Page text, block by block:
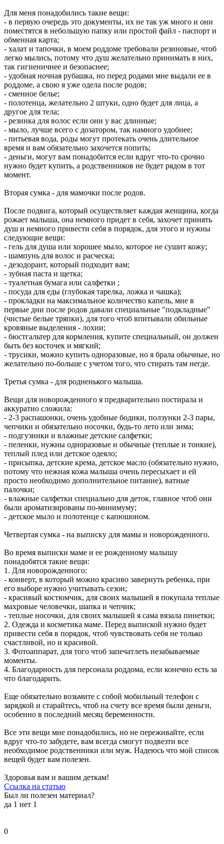
Для меня понадобились такие вещи:
- в первую очередь это документы, их не так уж много и они
поместятся в небольшую папку или простой файл - паспорт и
обменная карта;
- халат и тапочки, в моем роддоме требовали резиновые, чтоб
легко мылись, потому что душ желательно принимать в них,
так гигиеничнее и безопаснее;
- удобная ночная рубашка, но перед родами мне выдали ее в
роддоме, а свою я уже одела после родов;
- сменное белье;
- полотенца, желательно 2 штуки, одно будет для лица, а
другое для тела;
- резинка для волос если они у вас длинные;
- мыло, лучше всего с дозатором, так намного удобнее;
- питьевая вода, роды могут протекать очень длительное
время и вам обязательно захочется попить;
- деньги, могут вам понадобится если вдруг что-то срочно
нужно будет купить, а родственников не будет рядом в тот
момент.
Вторая сумка - для мамочки после родов.
После подвига, который осуществляет каждая женщина, когда
рожает малыша, она немного придет в себя, захочет принять
душ и немного привести себя в порядок, для этого и нужны
следующие вещи:
- гель для душа или хорошее мыло, которое не сушит кожу;
- шампунь для волос и расческа;
- дезодорант, который подходит вам;
- зубная паста и щетка;
- туалетная бумага или салфетки ;
- посуда для еды (глубокая тарелка, ложка и чашка);
- прокладки на максимальное количество капель, мне в
первые дни после родов давали специальные "подкладные"
(чистые белые тряпки), для того чтоб впитывали обильные
кровяные выделения - лохии;
- бюстгальтер для кормления, купите специальный, он должен
быть без косточек и мягкий;
- трусики, можно купить одноразовые, но я брала обычные, но
желательно по-больше с учетом того, что стирать там негде.
Третья сумка - для родненького малыша.
Вещи для новорожденного я предварительно постирала и
аккуратно сложила:
- 2-3 распашонки, очень удобные бодики, ползунки 2-3 пары,
чепчики и обязательно носочки, будь-то лето или зима;
- подгузники и влажные детские салфетки;
- пеленки, нужны одноразовые и обычные (теплые и тонкие),
теплый плед или детское одеяло;
- присыпка, детские крема, детское масло (обязательно нужно,
потому что нежная кожа малыша очень пересыхает и ей
просто необходимо дополнительное питание), ватные
палочки;
- влажные салфетки специально для деток, главное чтоб они
были ароматизированы по-минимуму;
- детское мыло и полотенце с капюшоном.
Четвертая сумка - на выписку для мамы и новорожденного.
Во время выписки маме и ее рожденному малышу
понадобятся такие вещи:
1. Для новорожденного:
- конверт, в который можно красиво завернуть ребенка, при
его выборе нужно учитывать сезон;
- красивый костюмчик, для своих малышей я покупала теплые
махровые человечки, шапка и чепчик;
- теплые носочки, для своих малышей я сама вязала пинетки;
2. Одежда и косметика маме. Перед выпиской нужно будет
привести себя в порядок, чтоб чувствовать себя не только
счастливой, но и красивой.
3. Фотоаппарат, для того чтоб запечатлеть незабываемые
моменты.
4. Благодарность для персонала роддома, если конечно есть за
что благодарить.
Еще обязательно возьмите с собой мобильный телефон с
зарядкой и старайтесь, чтоб на счету все время были деньги,
особенно в последний месяц беременности.
Все эти вещи мне понадобились, но не переживайте, если
вдруг что-то забудете, вам всегда смогут подвезти все
необходимое родственники или муж. Надеюсь что мой список
вещей будет вам полезен.
Здоровья вам и вашим деткам!
Ссылка на статью
Был ли полезен материал?
да 1 нет 1
0